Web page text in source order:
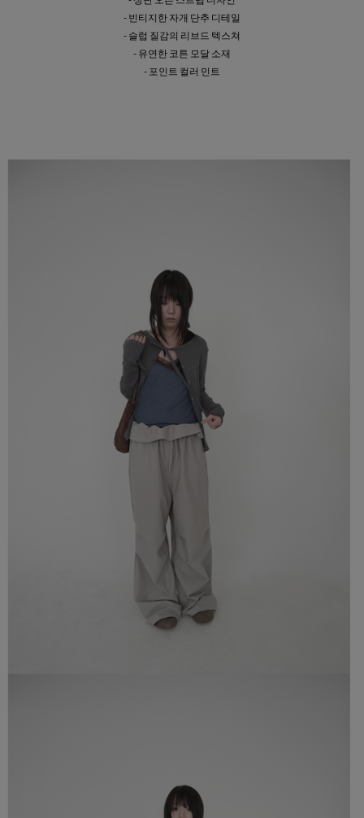
- 빈티지한 자개 단추 디테일
- 슬럽 질감의 리브드 텍스쳐
- 유연한 코튼 모달 소재
- 포인트 컬러 민트